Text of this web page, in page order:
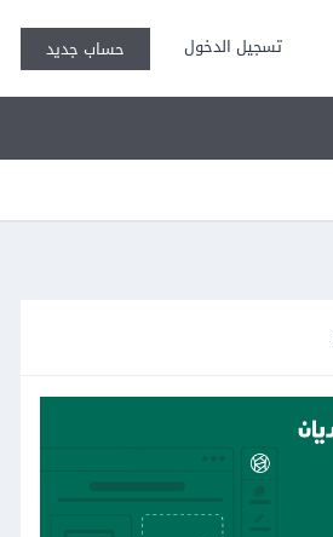
تسجيل الدخول حساب جديد